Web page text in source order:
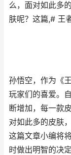
么，面对如此多
肤呢？这篇,# 王
孙悟空，作为《
玩家们的喜爱。
断增加，每一款
对如此多的皮肤
这篇文章小编将
时做出明智的决定